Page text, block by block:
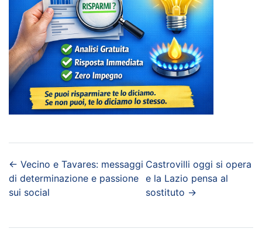
← Vecino e Tavares: messaggi
di determinazione e passione
sui social
Castrovilli oggi si opera
e la Lazio pensa al
sostituto →